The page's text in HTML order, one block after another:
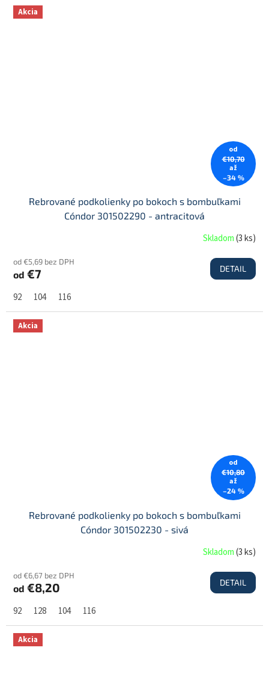
Akcia
od
€10,70
až
–34 %
Rebrované podkolienky po bokoch s bombuľkami
Cóndor 301502290 - antracitová
Skladom(3 ks)
od €5,69 bez DPH
od €7 DETAIL
92 104 116
Akcia
od
€10,80
až
–24 %
Rebrované podkolienky po bokoch s bombuľkami
Cóndor 301502230 - sivá
Skladom(3 ks)
od €6,67 bez DPH
od €8,20 DETAIL
92 128 104 116
Akcia